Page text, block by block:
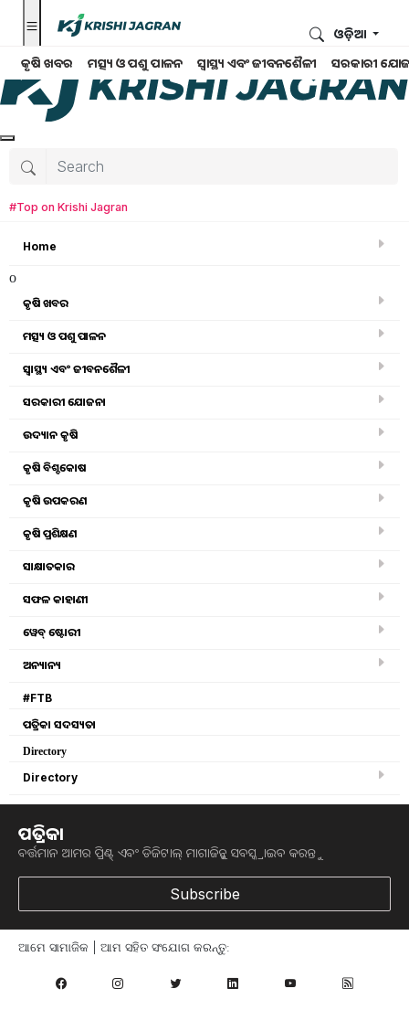
କୃଷି ଖବର ମତ୍ସ୍ୟ ଓ ପଶୁ ପାଳନ ସ୍ୱାସ୍ଥ୍ୟ ଏବଂ ଜୀବନଶୈଳୀ ସରକାରୀ
ଓଡ଼ିଆ
#Top on Krishi Jagran
Home
o
କୃଷି ଖବର
ମତ୍ସ୍ୟ ଓ ପଶୁ ପାଳନ
ସ୍ୱାସ୍ଥ୍ୟ ଏବଂ ଜୀବନଶୈଳୀ
ସରକାରୀ ଯୋଜନା
ଉଦ୍ୟାନ କୃଷି
କୃଷି ବିଶ୍ବକୋଷ
କୃଷି ଉପକରଣ
କୃଷି ପ୍ରଶିକ୍ଷଣ
ସାକ୍ଷାତକାର
ସଫଳ କାହାଣୀ
ୱେବ୍ ଷ୍ଟୋରୀ
ଅନ୍ୟାନ୍ୟ
#FTB
ପତ୍ରିକା ସଦସ୍ୟତା
Directory
Directory
ପତ୍ରିକା
ବର୍ତ୍ତମାନ ଆମର ପ୍ରିଣ୍ଟ୍ ଏବଂ ଡିଜିଟାଲ୍ ମାଗାଜିନ୍କୁ ସବସ୍କ୍ରାଇବ କରନ୍ତୁ
Subscribe
ଆମେ ସାମାଜିକ | ଆମ ସହିତ ସଂଯୋଗ କରନ୍ତୁ:
Search for:
Rayagada krushi jantrapati mela
Rayagada krushi jantrapati mela 2023 starts from
today
4TH day of Rayagada krushi jantrapati mela 2023
MAHOSTAV AND FARM MECHANISATION
MELA STARTS FROM TODAY
rayagada district level krushi mahostav 2023
Third day of Rayagada farm mechanisation mela
4th day of rayagada krushi jantrapati mela
5th day of rayagada krushi jantrapati mela
ଆମେ ହ୍ବାଟ୍ସଆପ୍‌ରେ ଅଛୁ ! ଆମ ହ୍ବାଟ୍ସଆପ ଗ୍ରୁପରେ ଯୋଗଦିଅନ୍ତୁ ଏବଂ
ଆପଙ୍କୁ ଆବଶ୍ୟକ ହେଉଥିବା ସବୁ ଗୁରୁତ୍ବପୂର୍ଣ୍ଣ ଅପଡେଟ୍‌ ପାଆନ୍ତୁ ପ୍ରତିଦିନ ।
ହ୍ବାଟ୍ସଆପରେ ଜଏନ କରନ୍ତୁ
ଆମ ନ୍ୟୁଜଲେଟରକୁ ସବସ୍କ୍ରାଇବ୍ କରନ୍ତୁ । ଆପଣ ଆପଣଙ୍କ ଆଗ୍ରହ